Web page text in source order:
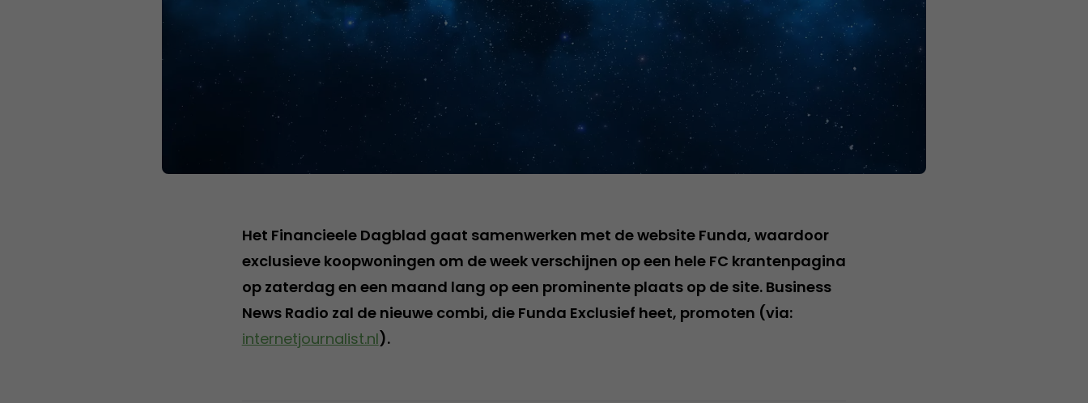
Het Financieele Dagblad gaat samenwerken met de website Funda, waardoor
exclusieve koopwoningen om de week verschijnen op een hele FC krantenpagina
op zaterdag en een maand lang op een prominente plaats op de site. Business
News Radio zal de nieuwe combi, die Funda Exclusief heet, promoten (via:
internetjournalist.nl).